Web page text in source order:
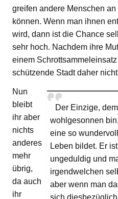
greifen andere Menschen
können. Wenn man ihnen
wird, dann ist die Chance
sehr hoch. Nachdem ihre
einem
schützende Stadt daher
Der Einzige,
wohlgesonnen
eine so
Leben bildet. Er
ungeduldig und
irgendwelchen
aber wenn man
sich
Nun
bleibt
ihr aber
nichts
anderes
mehr
übrig,
da auch
ihr